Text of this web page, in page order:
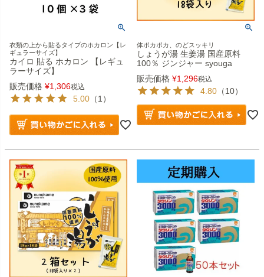
衣類の上から貼るタイプのホカロン【レ
ギュラーサイズ】
カイロ 貼る ホカロン 【レギュ
ラーサイズ】
販売価格 ¥1,306税込
5.00 （1）
体ポカポカ、のどスッキリ
しょうが湯 生姜湯 国産原料
100％ ジンジャー syouga
販売価格 ¥1,296税込
4.80 （10）